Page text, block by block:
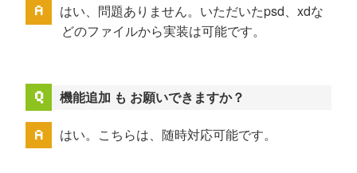
はい、問題ありません。いただいたpsd、xdな
どのファイルから実装は可能です。
機能追加 も お願いできますか？
はい。こちらは、随時対応可能です。